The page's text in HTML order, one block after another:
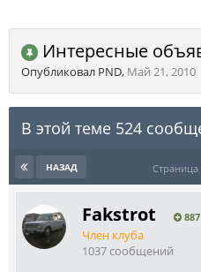
Интересные
Опубликовал PND, Май 21, 2010
В этой теме 524
НАЗАД Страница
Fakstrot 887
Член клуба
1037 сообщений